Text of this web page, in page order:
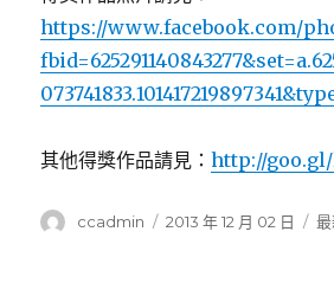
https://www.facebook.com/
其他得獎作品請見：http://
作
ccadmin
發
2013 年 12 月 02 日
分